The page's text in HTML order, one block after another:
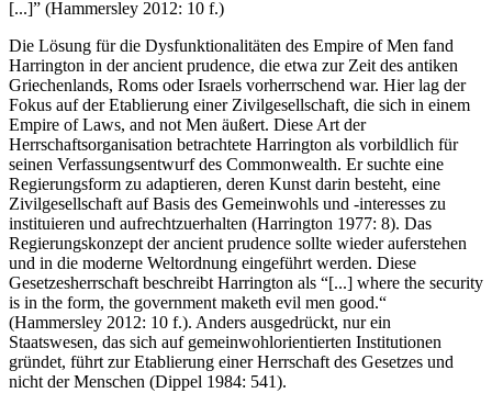
[...]” (Hammersley 2012: 10 f.)
Die Lösung für die Dysfunktionalitäten des Empire of Men fand
Harrington in der ancient prudence, die etwa zur Zeit des antiken
Griechenlands, Roms oder Israels vorherrschend war. Hier lag der
Fokus auf der Etablierung einer Zivilgesellschaft, die sich in einem
Empire of Laws, and not Men äußert. Diese Art der
Herrschaftsorganisation betrachtete Harrington als vorbildlich für
seinen Verfassungsentwurf des Commonwealth. Er suchte eine
Regierungsform zu adaptieren, deren Kunst darin besteht, eine
Zivilgesellschaft auf Basis des Gemeinwohls und -interesses zu
instituieren und aufrechtzuerhalten (Harrington 1977: 8). Das
Regierungskonzept der ancient prudence sollte wieder auferstehen
und in die moderne Weltordnung eingeführt werden. Diese
Gesetzesherrschaft beschreibt Harrington als “[...] where the security
is in the form, the government maketh evil men good.“
(Hammersley 2012: 10 f.). Anders ausgedrückt, nur ein
Staatswesen, das sich auf gemeinwohlorientierten Institutionen
gründet, führt zur Etablierung einer Herrschaft des Gesetzes und
nicht der Menschen (Dippel 1984: 541).